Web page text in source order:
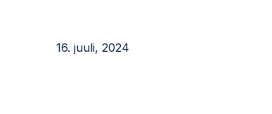
16. juuli, 2024